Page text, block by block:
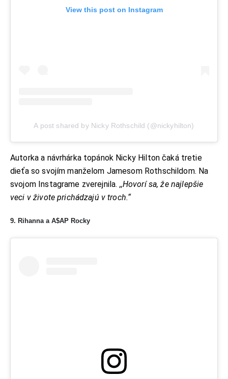
View this post on Instagram
A post shared by Nicky Rothschild (@nickyhilton)
Autorka a návrhárka topánok Nicky Hilton čaká tretie
dieťa so svojím manželom Jamesom Rothschildom. Na
svojom Instagrame zverejnila. ,,Hovorí sa, že najlepšie
veci v živote prichádzajú v troch.“
9. Rihanna a A$AP Rocky